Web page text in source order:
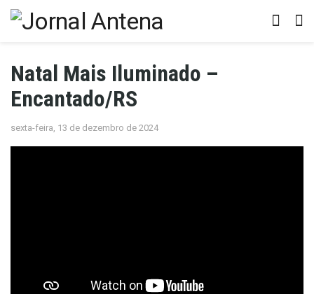
Natal Mais Iluminado –
Encantado/RS
sexta-feira, 13 de dezembro de 2024